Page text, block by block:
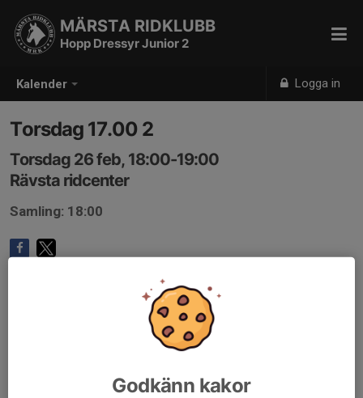
Kalender Logga in
MÄRSTA RIDKLUBB
Hopp Dressyr Junior 2
Torsdag 17.00 2
Torsdag 26 feb, 18:00-19:00
Rävsta ridcenter
Samling: 18:00
Godkänn kakor